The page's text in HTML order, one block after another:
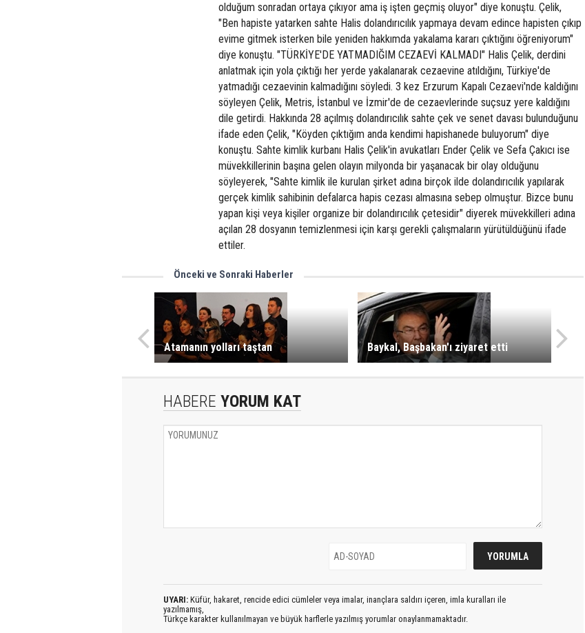
olduğum sonradan ortaya çıkıyor ama iş işten geçmiş oluyor" diye konuştu. Çelik,
"Ben hapiste yatarken sahte Halis dolandırıcılık yapmaya devam edince hapisten çıkıp
evime gitmek isterken bile yeniden hakkımda yakalama kararı çıktığını öğreniyorum"
diye konuştu. "TÜRKİYE'DE YATMADIĞIM CEZAEVİ KALMADI" Halis Çelik, derdini
anlatmak için yola çıktığı her yerde yakalanarak cezaevine atıldığını, Türkiye'de
yatmadığı cezaevinin kalmadığını söyledi. 3 kez Erzurum Kapalı Cezaevi'nde kaldığını
söyleyen Çelik, Metris, İstanbul ve İzmir'de de cezaevlerinde suçsuz yere kaldığını
dile getirdi. Hakkında 28 açılmış dolandırıcılık sahte çek ve senet davası bulunduğunu
ifade eden Çelik, "Köyden çıktığım anda kendimi hapishanede buluyorum" diye
konuştu. Sahte kimlik kurbanı Halis Çelik'in avukatları Ender Çelik ve Sefa Çakıcı ise
müvekkillerinin başına gelen olayın milyonda bir yaşanacak bir olay olduğunu
söyleyerek, "Sahte kimlik ile kurulan şirket adına birçok ilde dolandırıcılık yapılarak
gerçek kimlik sahibinin defalarca hapis cezası almasına sebep olmuştur. Bizce bunu
yapan kişi veya kişiler organize bir dolandırıcılık çetesidir" diyerek müvekkilleri adına
açılan 28 dosyanın temizlenmesi için karşı gerekli çalışmaların yürütüldüğünü ifade
ettiler.
Önceki ve Sonraki Haberler
Atamanın yolları taştan Baykal, Başbakan'ı ziyaret etti
HABERE YORUM KAT
UYARI: Küfür, hakaret, rencide edici cümleler veya imalar, inançlara saldırı içeren, imla kuralları ile
yazılmamış,
Türkçe karakter kullanılmayan ve büyük harflerle yazılmış yorumlar onaylanmamaktadır.